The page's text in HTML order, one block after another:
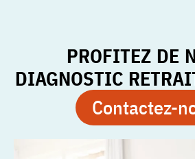
PROFITEZ DE
DIAGNOSTIC
Contactez-